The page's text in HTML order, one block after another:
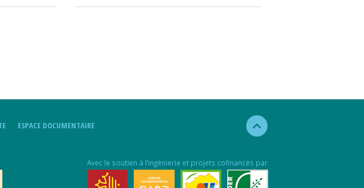
ESPACE DOCUMENTAIRE
Avec le soutien à l’ingénierie et projets cofinancés par